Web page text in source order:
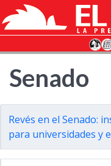
Senado
Revés en el Senado:
para universidades y